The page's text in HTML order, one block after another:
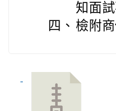
知面試
四、 檢附